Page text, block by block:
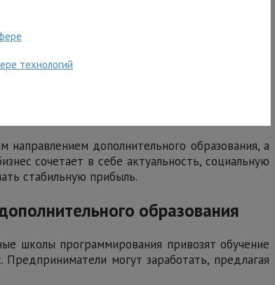
технологий
дополнительного образования, а
сочетает в себе актуальность, социальную
стабильную прибыль.
образования
школы программирования привозят обучение
могут заработать, предлагая